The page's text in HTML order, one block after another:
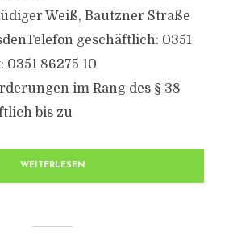
Weiß, Bautzner Straße
geschäftlich: 0351
0351 86275 10
im Rang des § 38
bis zu
WEITERLESEN